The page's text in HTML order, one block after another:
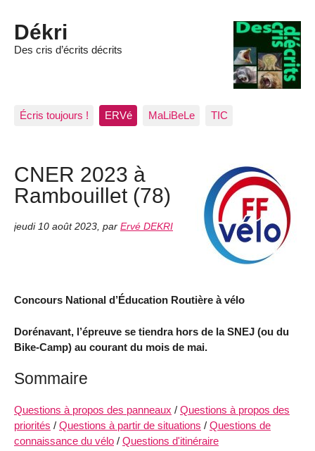
Dékri
Des cris d’écrits décrits
Écris toujours ! ERVé MaLiBeLe TIC
CNER 2023 à
Rambouillet (78)
jeudi 10 août 2023, par Ervé DEKRI
Concours National d’Éducation Routière à vélo
Dorénavant, l’épreuve se tiendra hors de la SNEJ (ou du
Bike-Camp) au courant du mois de mai.
Sommaire
Questions à propos des panneaux / Questions à propos des
priorités / Questions à partir de situations / Questions de
connaissance du vélo / Questions d'itinéraire